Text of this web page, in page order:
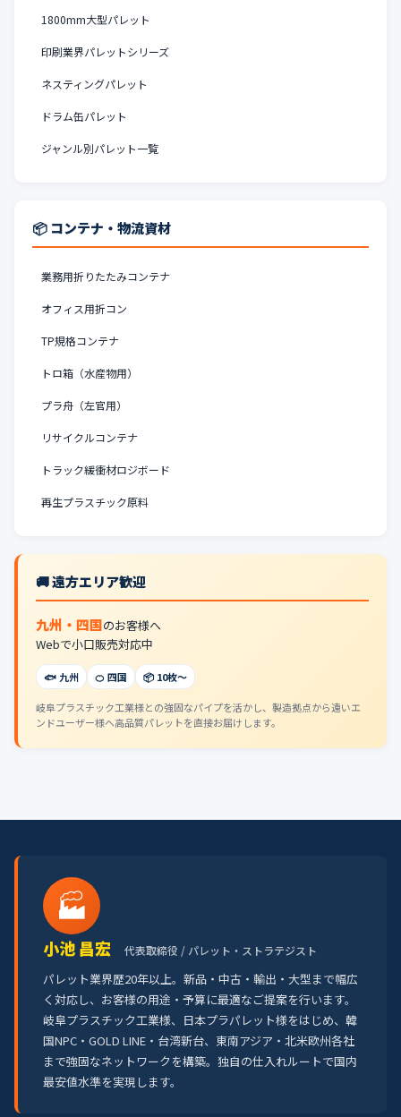
1800mm大型パレット
印刷業界パレットシリーズ
ネスティングパレット
ドラム缶パレット
ジャンル別パレット一覧
📦 コンテナ・物流資材
業務用折りたたみコンテナ
オフィス用折コン
TP規格コンテナ
トロ箱（水産物用）
プラ舟（左官用）
リサイクルコンテナ
トラック緩衝材ロジボード
再生プラスチック原料
🚚 遠方エリア歓迎
九州・四国のお客様へ
Webで小口販売対応中
🐟 九州 🍊 四国 📦 10枚〜
岐阜プラスチック工業様との強固なパイプを活かし、製造拠点から遠いエ
ンドユーザー様へ高品質パレットを直接お届けします。
🏭
小池 昌宏 代表取締役 / パレット・ストラテジスト
パレット業界歴20年以上。新品・中古・輸出・大型まで幅広
く対応し、お客様の用途・予算に最適なご提案を行います。
岐阜プラスチック工業様、日本プラパレット様をはじめ、韓
国NPC・GOLD LINE・台湾新台、東南アジア・北米欧州各社
まで強固なネットワークを構築。独自の仕入れルートで国内
最安値水準を実現します。